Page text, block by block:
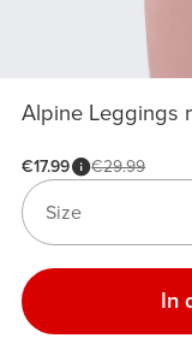
Alpine Leggings
€17.99 €29.99
Size
In